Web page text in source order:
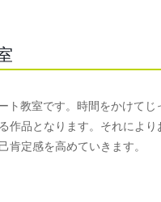
ト教室です。時間をかけて
作品となります。それによ
定感を高めていきます。